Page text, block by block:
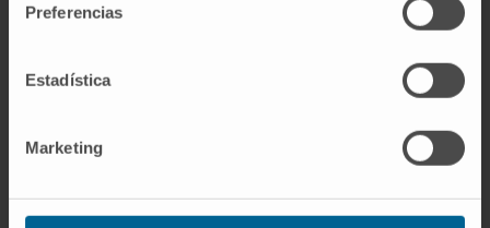
Preferencias
Estadística
Marketing